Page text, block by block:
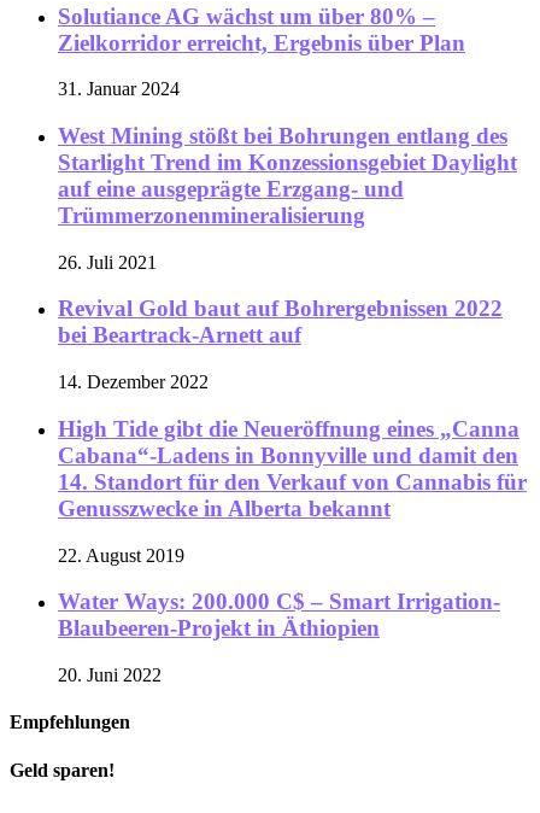
Solutiance AG wächst um über 80% –
Zielkorridor erreicht, Ergebnis über Plan
31. Januar 2024
West Mining stößt bei Bohrungen entlang des
Starlight Trend im Konzessionsgebiet Daylight
auf eine ausgeprägte Erzgang- und
Trümmerzonenmineralisierung
26. Juli 2021
Revival Gold baut auf Bohrergebnissen 2022
bei Beartrack-Arnett auf
14. Dezember 2022
High Tide gibt die Neueröffnung eines „Canna
Cabana“-Ladens in Bonnyville und damit den
14. Standort für den Verkauf von Cannabis für
Genusszwecke in Alberta bekannt
22. August 2019
Water Ways: 200.000 C$ – Smart Irrigation-
Blaubeeren-Projekt in Äthiopien
20. Juni 2022
Empfehlungen
Geld sparen!